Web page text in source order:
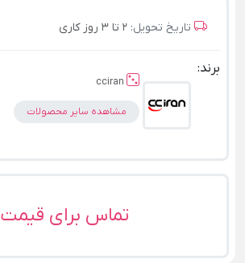
تاریخ تحویل: 2 تا 3 روز کاری
برند:
cciran
مشاهده سایر محصولات
تماس برای قیمت